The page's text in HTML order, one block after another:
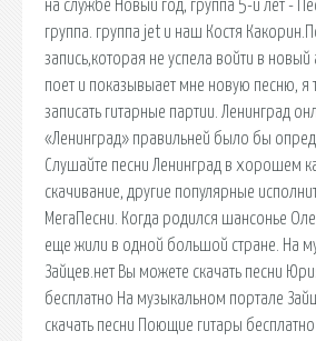
на службе Новый год, группа 5-и лет -
группа. группа jet и наш Костя
запись,которая не успела войти в новый
поет и показывыает мне новую песню, я
записать гитарные партии. Ленинград
«Ленинград» правильней было бы
Слушайте песни Ленинград в хорошем
скачивание, другие популярные
МегаПесни. Когда родился шансонье
еще жили в одной большой стране. На
Зайцев.нет Вы можете скачать песни
бесплатно На музыкальном портале
скачать песни Поющие гитары